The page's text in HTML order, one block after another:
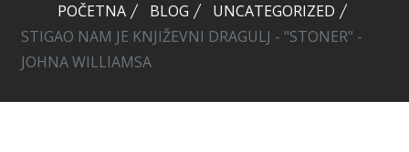
POČETNA BLOG
UNCATEGORIZED
STIGAO NAM JE KNJIŽEVNI DRAGULJ - "STONER" -
JOHNA WILLIAMSA